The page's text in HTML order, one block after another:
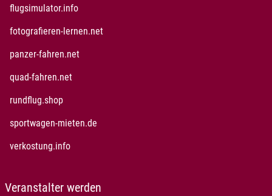
flugsimulator.infoöffnet in neuem Fenster
fotografieren-lernen.netöffnet in neuem Fenster
panzer-fahren.netöffnet in neuem Fenster
quad-fahren.netöffnet in neuem Fenster
rundflug.shopöffnet in neuem Fenster
sportwagen-mieten.de
verkostung.infoöffnet in neuem Fenster
Veranstalter werden